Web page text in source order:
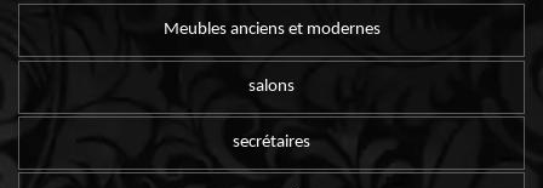
Meubles anciens et modernes
salons
secrétaires